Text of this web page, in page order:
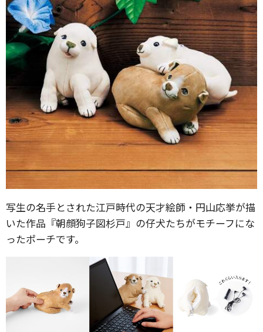
写生の名手とされた江戸時代の天才絵師・円山応挙が描
いた作品『朝顔狗子図杉戸』の仔犬たちがモチーフにな
ったポーチです。